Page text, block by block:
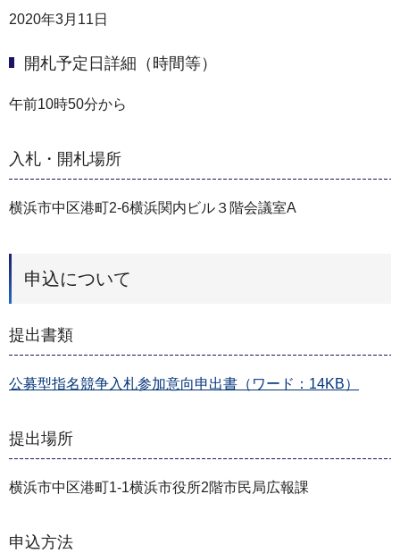
2020年3月11日
開札予定日詳細（時間等）
午前10時50分から
入札・開札場所
横浜市中区港町2-6横浜関内ビル３階会議室A
申込について
提出書類
公募型指名競争入札参加意向申出書（ワード：14KB）
提出場所
横浜市中区港町1-1横浜市役所2階市民局広報課
申込方法